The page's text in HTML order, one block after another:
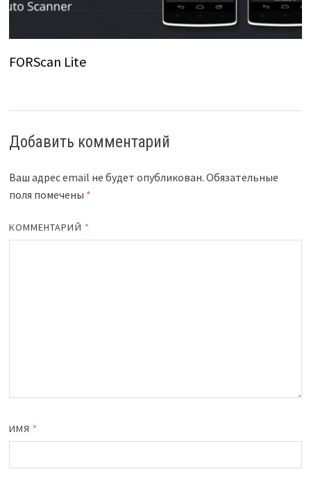
FORScan Lite
Добавить комментарий
Ваш адрес email не будет опубликован. Обязательные
поля помечены *
КОММЕНТАРИЙ *
ИМЯ *